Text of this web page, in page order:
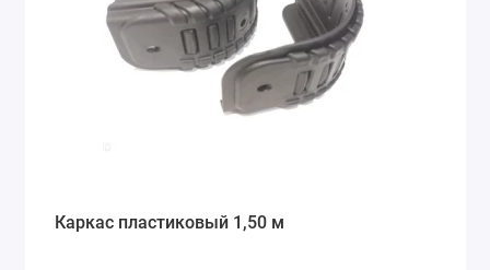
Каркас пластиковый 1,50 м